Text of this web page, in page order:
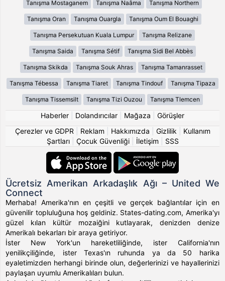
Tanışma Mostaganem Tanışma Naâma Tanışma Northern
Tanışma Oran Tanışma Ouargla Tanışma Oum El Bouaghi
Tanışma Persekutuan Kuala Lumpur Tanışma Relizane
Tanışma Saida Tanışma Sétif Tanışma Sidi Bel Abbès
Tanışma Skikda Tanışma Souk Ahras Tanışma Tamanrasset
Tanışma Tébessa Tanışma Tiaret Tanışma Tindouf Tanışma Tipaza
Tanışma Tissemsilt Tanışma Tizi Ouzou Tanışma Tlemcen
Haberler Dolandırıcılar Mağaza
Görüşler
Çerezler ve GDPR
Reklam Hakkımızda Gizlilik
Kullanım
Şartları| Çocuk Güvenliği| İletişim SSS
Ücretsiz Amerikan Arkadaşlık Ağı – United We
Connect
Merhaba! Amerika'nın en çeşitli ve gerçek bağlantılar için en
güvenilir topluluğuna hoş geldiniz. States-dating.com, Amerika'yı
güzel kılan kültür mozaiğini kutlayarak, denizden denize
Amerikalı bekarları bir araya getiriyor.
İster New York'un hareketliliğinde, ister California'nın
yenilikçiliğinde, ister Texas'ın ruhunda ya da 50 harika
eyaletimizden herhangi birinde olun, değerlerinizi ve hayallerinizi
paylaşan uyumlu Amerikalıları bulun.